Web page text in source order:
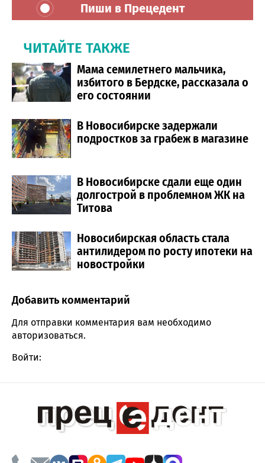
Пиши в Прецедент
ЧИТАЙТЕ ТАКЖЕ
Мама семилетнего мальчика,
избитого в Бердске, рассказала о
его состоянии
В Новосибирске задержали
подростков за грабеж в магазине
В Новосибирске сдали еще один
долгострой в проблемном ЖК на
Титова
Новосибирская область стала
антилидером по росту ипотеки на
новостройки
Comment section
Добавить комментарий
Для отправки комментария вам необходимо
авторизоваться.
Войти: